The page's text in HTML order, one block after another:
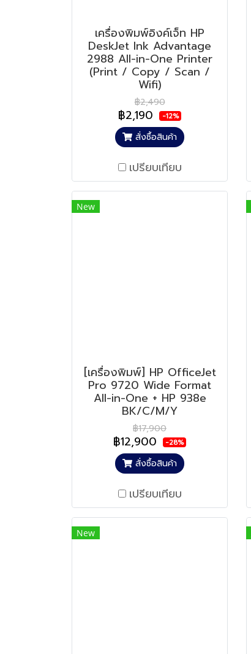
เครื่องพิมพ์อิงค์เจ็ท HP
DeskJet Ink Advantage
2988 All-in-One Printer
(Print / Copy / Scan /
Wifi)
฿2,490
฿2,190 -12%
สั่งซื้อสินค้า
เปรียบเทียบ
New
[เครื่องพิมพ์] HP OfficeJet
Pro 9720 Wide Format
All-in-One + HP 938e
BK/C/M/Y
฿17,900
฿12,900 -28%
สั่งซื้อสินค้า
เปรียบเทียบ
New